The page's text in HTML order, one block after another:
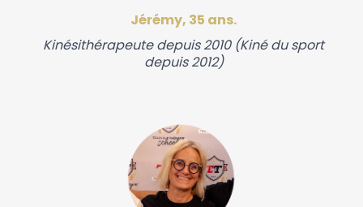
Jérémy, 35 ans.
Kinésithérapeute depuis 2010 (Kiné du sport
depuis 2012)